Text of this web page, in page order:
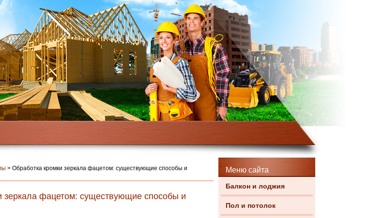
Меню сайта
Балкон и лоджия
Пол и потолок
> Обработка кромки зеркала фацетом: существующие способы и
зеркала фацетом: существующие способы и